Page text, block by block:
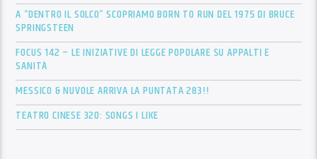
A “DENTRO IL SOLCO” SCOPRIAMO BORN TO RUN DEL 1975 DI BRUCE
SPRINGSTEEN
FOCUS 142 – LE INIZIATIVE DI LEGGE POPOLARE SU APPALTI E
SANITÀ
MESSICO & NUVOLE ARRIVA LA PUNTATA 283!!
TEATRO CINESE 320: SONGS I LIKE